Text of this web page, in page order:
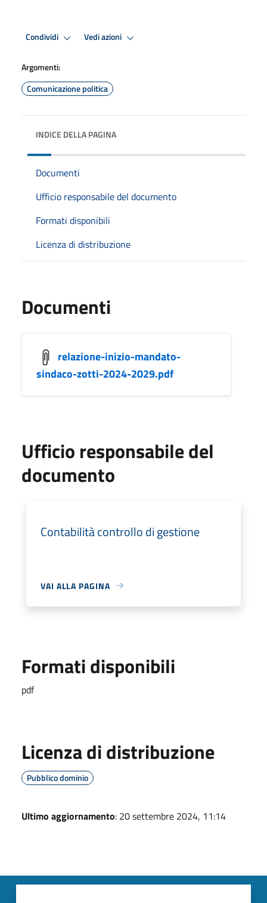
Condividi Vedi azioni
Argomenti:
Comunicazione politica
INDICE DELLA PAGINA
Documenti
Ufficio responsabile del documento
Formati disponibili
Licenza di distribuzione
Documenti
relazione-inizio-mandato-
sindaco-zotti-2024-2029.pdf
Ufficio responsabile del
documento
Contabilità controllo di gestione
VAI ALLA PAGINA
Formati disponibili
pdf
Licenza di distribuzione
Pubblico dominio
Ultimo aggiornamento: 20 settembre 2024, 11:14